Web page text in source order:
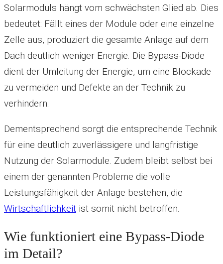
Solarmoduls hängt vom schwächsten Glied ab. Dies
bedeutet: Fällt eines der Module oder eine einzelne
Zelle aus, produziert die gesamte Anlage auf dem
Dach deutlich weniger Energie. Die Bypass-Diode
dient der Umleitung der Energie, um eine Blockade
zu vermeiden und Defekte an der Technik zu
verhindern.
Dementsprechend sorgt die entsprechende Technik
für eine deutlich zuverlässigere und langfristige
Nutzung der Solarmodule. Zudem bleibt selbst bei
einem der genannten Probleme die volle
Leistungsfähigkeit der Anlage bestehen, die
Wirtschaftlichkeit ist somit nicht betroffen.
Wie funktioniert eine Bypass-Diode
im Detail?